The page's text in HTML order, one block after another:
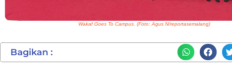
Wakaf Goes To Campus. (Foto: Agus N/reportasemalang)
Bagikan :